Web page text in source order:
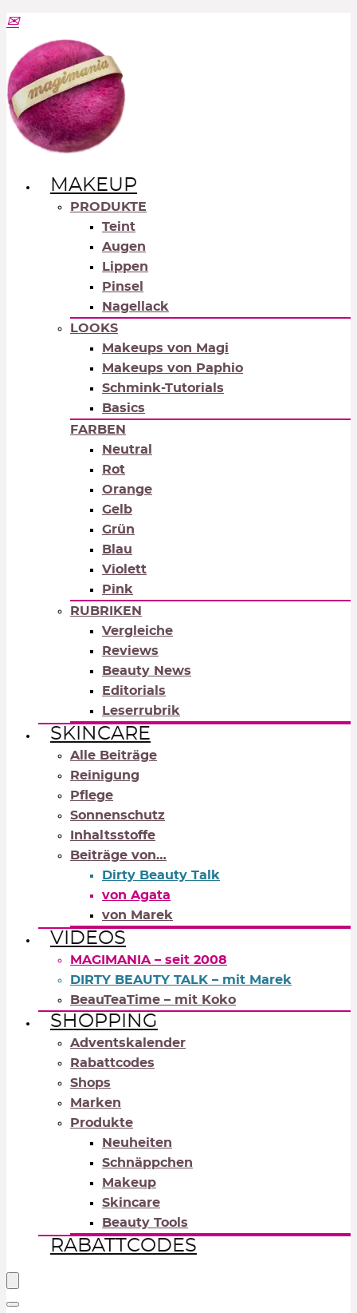
MAKEUP
PRODUKTE
Teint
Augen
Lippen
Pinsel
Nagellack
LOOKS
Makeups von Magi
Makeups von Paphio
Schmink-Tutorials
Basics
FARBEN
Neutral
Rot
Orange
Gelb
Grün
Blau
Violett
Pink
RUBRIKEN
Vergleiche
Reviews
Beauty News
Editorials
Leserrubrik
SKINCARE
Alle Beiträge
Reinigung
Pflege
Sonnenschutz
Inhaltsstoffe
Beiträge von…
Dirty Beauty Talk
von Agata
von Marek
VIDEOS
MAGIMANIA – seit 2008
DIRTY BEAUTY TALK – mit Marek
BeauTeaTime – mit Koko
SHOPPING
Adventskalender
Rabattcodes
Shops
Marken
Produkte
Neuheiten
Schnäppchen
Makeup
Skincare
Beauty Tools
RABATTCODES